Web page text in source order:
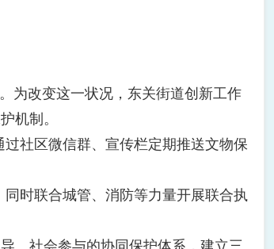
为改变这一状况，东关街道创新工作
机制。
社区微信群、宣传栏定期推送文物保
时联合城管、消防等力量开展联合执
、社会参与的协同保护体系，建立三